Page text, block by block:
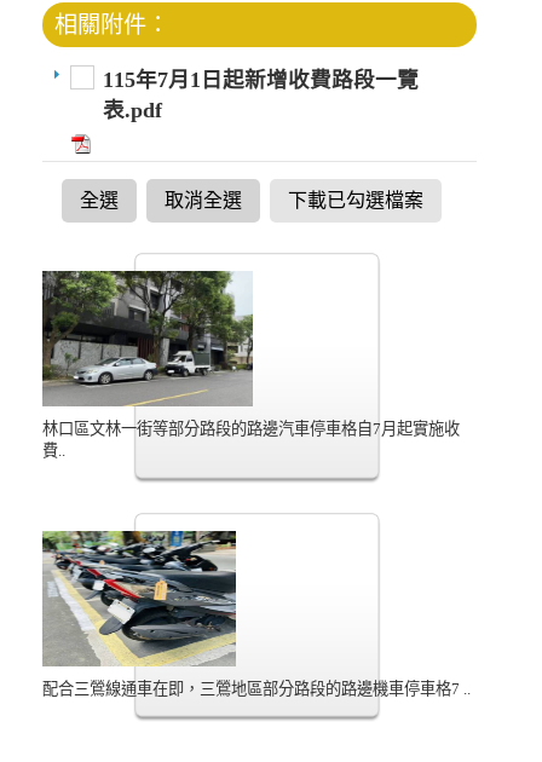
相關附件：
115年7月1日起新增收費路段一覽
表.pdf
全選 取消全選 下載已勾選檔案
林口區文林一街等部分路段的路邊汽車停車格自7月起實施收
費..
配合三鶯線通車在即，三鶯地區部分路段的路邊機車停車格7 ..